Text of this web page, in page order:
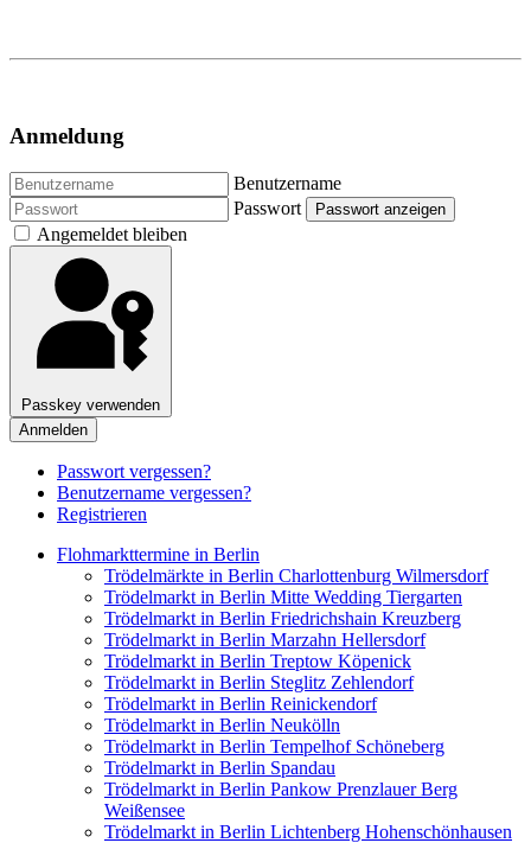
Anmeldung
Benutzername
Passwort
Passwort anzeigen
Angemeldet bleiben
Passkey verwenden
Anmelden
Passwort vergessen?
Benutzername vergessen?
Registrieren
Flohmarkttermine in Berlin
Trödelmärkte in Berlin Charlottenburg Wilmersdorf
Trödelmarkt in Berlin Mitte Wedding Tiergarten
Trödelmarkt in Berlin Friedrichshain Kreuzberg
Trödelmarkt in Berlin Marzahn Hellersdorf
Trödelmarkt in Berlin Treptow Köpenick
Trödelmarkt in Berlin Steglitz Zehlendorf
Trödelmarkt in Berlin Reinickendorf
Trödelmarkt in Berlin Neukölln
Trödelmarkt in Berlin Tempelhof Schöneberg
Trödelmarkt in Berlin Spandau
Trödelmarkt in Berlin Pankow Prenzlauer Berg
Weißensee
Trödelmarkt in Berlin Lichtenberg Hohenschönhausen